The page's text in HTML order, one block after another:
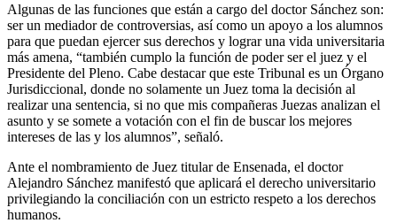
Algunas de las funciones que están a cargo del doctor Sánchez son:
ser un mediador de controversias, así como un apoyo a los alumnos
para que puedan ejercer sus derechos y lograr una vida universitaria
más amena, “también cumplo la función de poder ser el juez y el
Presidente del Pleno. Cabe destacar que este Tribunal es un Órgano
Jurisdiccional, donde no solamente un Juez toma la decisión al
realizar una sentencia, si no que mis compañeras Juezas analizan el
asunto y se somete a votación con el fin de buscar los mejores
intereses de las y los alumnos”, señaló.
Ante el nombramiento de Juez titular de Ensenada, el doctor
Alejandro Sánchez manifestó que aplicará el derecho universitario
privilegiando la conciliación con un estricto respeto a los derechos
humanos.